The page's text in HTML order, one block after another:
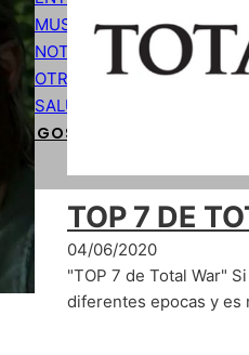
MUSICA
NOTICIAS
OTROS
SALUD
CÓDIGOS DE PROGRAMACIÓN
TOP 7 DE
04/06/2020
"TOP 7 de Total War"
diferentes epocas y es